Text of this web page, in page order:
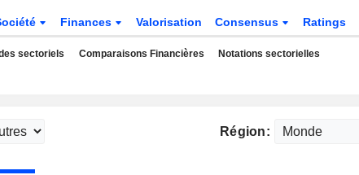
Finances Valorisation Consensus Ratings
sectoriels Comparaisons Financières Notations sectorielles
Région: